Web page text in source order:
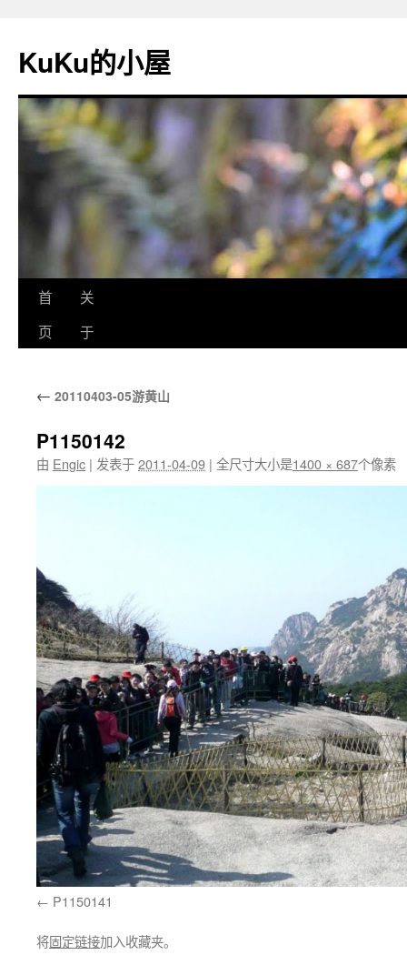
KuKu的小屋
首
页
关
于
← 20110403-05游黄山
P1150142
由 Engic | 发表于2011-04-09 | 全尺寸大小是1400 × 687个像素
P1150141
将固定链接加入收藏夹。